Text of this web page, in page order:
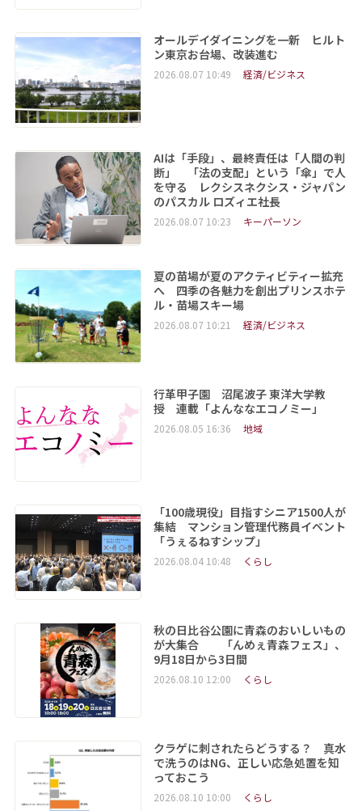
オールデイダイニングを一新 ヒルト
ン東京お台場、改装進む
2026.08.07 10:49 経済/ビジネス
AIは「手段」、最終責任は「人間の判
断」 「法の支配」という「傘」で人
を守る レクシスネクシス・ジャパン
のパスカル ロズィエ社長
2026.08.07 10:23 キーパーソン
夏の苗場が夏のアクティビティー拡充
へ 四季の各魅力を創出プリンスホテ
ル・苗場スキー場
2026.08.07 10:21 経済/ビジネス
行革甲子園 沼尾波子 東洋大学教
授 連載「よんななエコノミー」
2026.08.05 16:36 地域
「100歳現役」目指すシニア1500人が
集結 マンション管理代務員イベント
「うぇるねすシップ」
2026.08.04 10:48 くらし
秋の日比谷公園に青森のおいしいもの
が大集合 「んめぇ青森フェス」、
9月18日から3日間
2026.08.10 12:00 くらし
クラゲに刺されたらどうする？ 真水
で洗うのはNG、正しい応急処置を知
っておこう
2026.08.10 10:00 くらし